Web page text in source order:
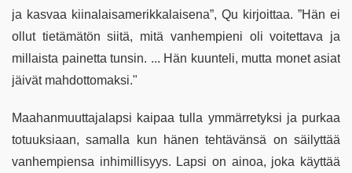
ja kasvaa kiinalaisamerikkalaisena”, Qu kirjoittaa. ”Hän ei
ollut tietämätön siitä, mitä vanhempieni oli voitettava ja
millaista painetta tunsin. ... Hän kuunteli, mutta monet asiat
jäivät mahdottomaksi."
Maahanmuuttajalapsi kaipaa tulla ymmärretyksi ja purkaa
totuuksiaan, samalla kun hänen tehtävänsä on säilyttää
vanhempiensa inhimillisyys. Lapsi on ainoa, joka käyttää